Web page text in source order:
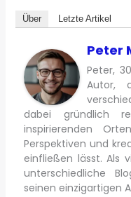
Über Letzte Artikel
Peter
Peter,
Autor,
dabei gründlich
inspirierenden
Perspektiven und
einfließen lässt. Als
unterschiedliche
seinen einzigartigen